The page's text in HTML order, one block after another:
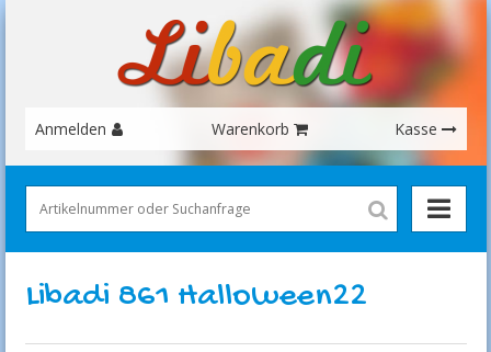
Anmelden Warenkorb Kasse
Libadi 861 Halloween22